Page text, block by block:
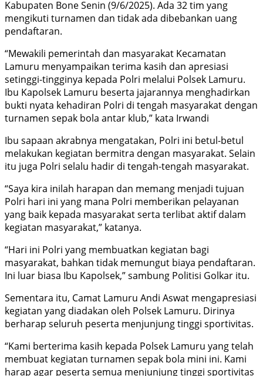
Kabupaten Bone Senin (9/6/2025). Ada 32 tim yang
mengikuti turnamen dan tidak ada dibebankan uang
pendaftaran.
“Mewakili pemerintah dan masyarakat Kecamatan
Lamuru menyampaikan terima kasih dan apresiasi
setinggi-tingginya kepada Polri melalui Polsek Lamuru.
Ibu Kapolsek Lamuru beserta jajarannya menghadirkan
bukti nyata kehadiran Polri di tengah masyarakat dengan
turnamen sepak bola antar klub,” kata Irwandi
Ibu sapaan akrabnya mengatakan, Polri ini betul-betul
melakukan kegiatan bermitra dengan masyarakat. Selain
itu juga Polri selalu hadir di tengah-tengah masyarakat.
“Saya kira inilah harapan dan memang menjadi tujuan
Polri hari ini yang mana Polri memberikan pelayanan
yang baik kepada masyarakat serta terlibat aktif dalam
kegiatan masyarakat,” katanya.
“Hari ini Polri yang membuatkan kegiatan bagi
masyarakat, bahkan tidak memungut biaya pendaftaran.
Ini luar biasa Ibu Kapolsek,” sambung Politisi Golkar itu.
Sementara itu, Camat Lamuru Andi Aswat mengapresiasi
kegiatan yang diadakan oleh Polsek Lamuru. Dirinya
berharap seluruh peserta menjunjung tinggi sportivitas.
“Kami berterima kasih kepada Polsek Lamuru yang telah
membuat kegiatan turnamen sepak bola mini ini. Kami
harap agar peserta semua menjunjung tinggi sportivitas